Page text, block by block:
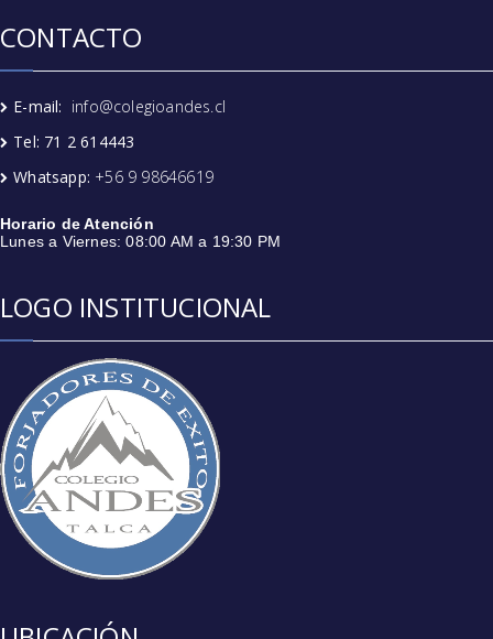
CONTACTO
E-mail: info@colegioandes.cl
Tel: 71 2 614443
Whatsapp: +56 9 98646619
Horario de Atención
Lunes a Viernes: 08:00 AM a 19:30 PM
LOGO INSTITUCIONAL